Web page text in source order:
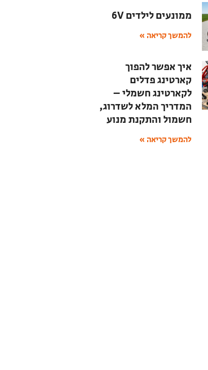
ממונעים לילדים 6V
להמשך קריאה »
איך אפשר להפוך
קארטינג פדלים
לקארטינג חשמלי –
המדריך המלא לשדרוג,
חשמול והתקנת מנוע
להמשך קריאה »